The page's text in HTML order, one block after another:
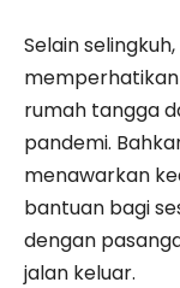
Selain
rumah tangga
pandemi.
menawarkan
bantuan bagi
dengan
jalan keluar.